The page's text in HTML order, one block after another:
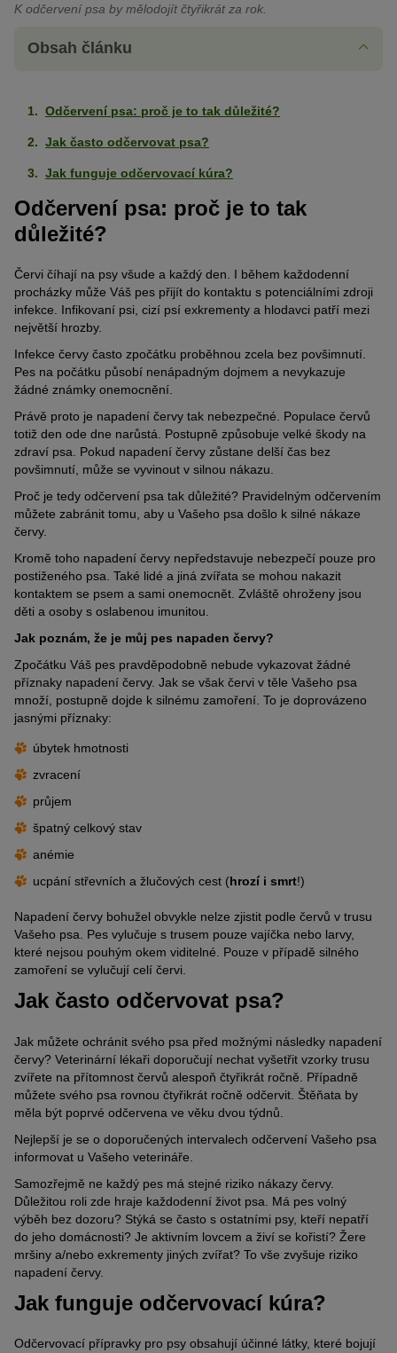
K odčervení psa by mělodojít čtyřikrát za rok.
Obsah článku
Odčervení psa: proč je to tak důležité?
Jak často odčervovat psa?
Jak funguje odčervovací kúra?
Odčervení psa: proč je to tak
důležité?
Červi číhají na psy všude a každý den. I během každodenní
procházky může Váš pes přijít do kontaktu s potenciálními zdroji
infekce. Infikovaní psi, cizí psí exkrementy a hlodavci patří mezi
největší hrozby.
Infekce červy často zpočátku proběhnou zcela bez povšimnutí.
Pes na počátku působí nenápadným dojmem a nevykazuje
žádné známky onemocnění.
Právě proto je napadení červy tak nebezpečné. Populace červů
totiž den ode dne narůstá. Postupně způsobuje velké škody na
zdraví psa. Pokud napadení červy zůstane delší čas bez
povšimnutí, může se vyvinout v silnou nákazu.
Proč je tedy odčervení psa tak důležité? Pravidelným odčervením
můžete zabránit tomu, aby u Vašeho psa došlo k silné nákaze
červy.
Kromě toho napadení červy nepředstavuje nebezpečí pouze pro
postiženého psa. Také lidé a jiná zvířata se mohou nakazit
kontaktem se psem a sami onemocnět. Zvláště ohroženy jsou
děti a osoby s oslabenou imunitou.
Jak poznám, že je můj pes napaden červy?
Zpočátku Váš pes pravděpodobně nebude vykazovat žádné
příznaky napadení červy. Jak se však červi v těle Vašeho psa
množí, postupně dojde k silnému zamoření. To je doprovázeno
jasnými příznaky:
úbytek hmotnosti
zvracení
průjem
špatný celkový stav
anémie
ucpání střevních a žlučových cest (hrozí i smrt!)
Napadení červy bohužel obvykle nelze zjistit podle červů v trusu
Vašeho psa. Pes vylučuje s trusem pouze vajíčka nebo larvy,
které nejsou pouhým okem viditelné. Pouze v případě silného
zamoření se vylučují celí červi.
Jak často odčervovat psa?
Jak můžete ochránit svého psa před možnými následky napadení
červy? Veterinární lékaři doporučují nechat vyšetřit vzorky trusu
zvířete na přítomnost červů alespoň čtyřikrát ročně. Případně
můžete svého psa rovnou čtyřikrát ročně odčervit. Štěňata by
měla být poprvé odčervena ve věku dvou týdnů.
Nejlepší je se o doporučených intervalech odčervení Vašeho psa
informovat u Vašeho veterináře.
Samozřejmě ne každý pes má stejné riziko nákazy červy.
Důležitou roli zde hraje každodenní život psa. Má pes volný
výběh bez dozoru? Stýká se často s ostatními psy, kteří nepatří
do jeho domácnosti? Je aktivním lovcem a živí se kořistí? Žere
mršiny a/nebo exkrementy jiných zvířat? To vše zvyšuje riziko
napadení červy.
Jak funguje odčervovací kúra?
Odčervovací přípravky pro psy obsahují účinné látky, které bojují